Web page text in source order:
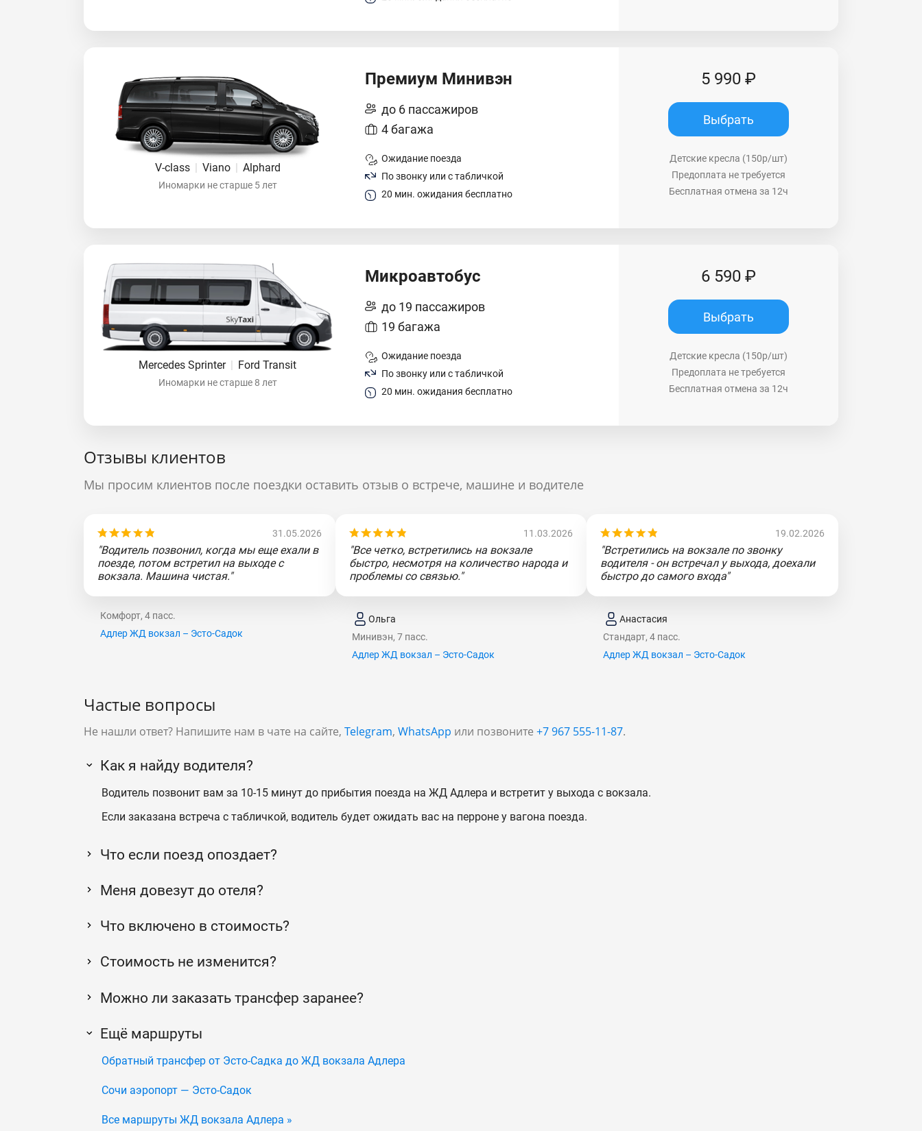
V-class | Viano | Alphard
Иномарки не старше 5 лет
Премиум Минивэн
до 6 пассажиров
4 багажа
Ожидание поезда
По звонку или с табличкой
20 мин. ожидания бесплатно
5 990 ₽
Выбрать
Детские кресла (150р/шт)
Предоплата не требуется
Бесплатная отмена за 12ч
Mercedes Sprinter | Ford Transit
Иномарки не старше 8 лет
Микроавтобус
до 19 пассажиров
19 багажа
Ожидание поезда
По звонку или с табличкой
20 мин. ожидания бесплатно
6 590 ₽
Выбрать
Детские кресла (150р/шт)
Предоплата не требуется
Бесплатная отмена за 12ч
Отзывы клиентов
Мы просим клиентов после поездки оставить отзыв о встрече, машине и водителе
31.05.2026
"Водитель позвонил, когда мы еще ехали в
поезде, потом встретил на выходе с
вокзала. Машина чистая."
Комфорт, 4 пасс.
Адлер ЖД вокзал – Эсто-Садок
11.03.2026
"Все четко, встретились на вокзале
быстро, несмотря на количество народа и
проблемы со связью."
Ольга
Минивэн, 7 пасс.
Адлер ЖД вокзал – Эсто-Садок
19.02.2026
"Встретились на вокзале по звонку
водителя - он встречал у выхода, доехали
быстро до самого входа"
Анастасия
Стандарт, 4 пасс.
Адлер ЖД вокзал – Эсто-Садок
Частые вопросы
Не нашли ответ? Напишите нам в чате на сайте, Telegram, WhatsApp или позвоните +7 967 555-11-87.
Как я найду водителя?
Водитель позвонит вам за 10-15 минут до прибытия поезда на ЖД Адлера и встретит у выхода с вокзала.
Если заказана встреча с табличкой, водитель будет ожидать вас на перроне у вагона поезда.
Что если поезд опоздает?
Меня довезут до отеля?
Что включено в стоимость?
Стоимость не изменится?
Можно ли заказать трансфер заранее?
Ещё маршруты
Обратный трансфер от Эсто-Садка до ЖД вокзала Адлера
Сочи аэропорт — Эсто-Садок
Все маршруты ЖД вокзала Адлера »